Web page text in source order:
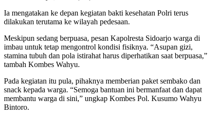
Ia mengatakan ke depan kegiatan bakti kesehatan Polri terus
dilakukan terutama ke wilayah pedesaan.
Meskipun sedang berpuasa, pesan Kapolresta Sidoarjo warga di
imbau untuk tetap mengontrol kondisi fisiknya. “Asupan gizi,
stamina tubuh dan pola istirahat harus diperhatikan saat berpuasa,”
tambah Kombes Wahyu.
Pada kegiatan itu pula, pihaknya memberian paket sembako dan
snack kepada warga. “Semoga bantuan ini bermanfaat dan dapat
membantu warga di sini,” ungkap Kombes Pol. Kusumo Wahyu
Bintoro.